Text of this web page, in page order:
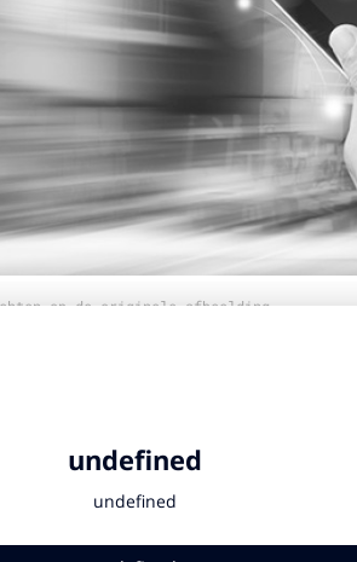
op de originele afbeelding